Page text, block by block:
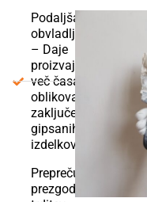
Podaljšana
obvladljivost
– Daje
proizvajalcem
več časa za
oblikovanje in
zaključevanje
gipsanih
izdelkov.
Preprečuje
prezgodnjo